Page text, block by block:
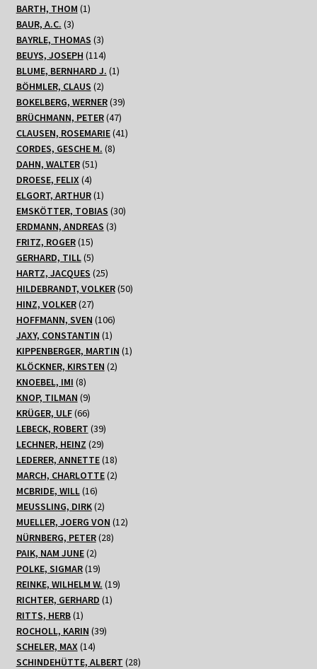
BARTH, THOM 11
BAUR, A.C. 33
Produkte
BAYRLE, THOMAS 33
Produkte
BEUYS, JOSEPH 114114
Produkte
BLUME, BERNHARD J. 11
BÖHMLER, CLAUS 22
Produkte
BOKELBERG, WERNER 3939
BRÜCHMANN, PETER 4747
Produkte
CLAUSEN, ROSEMARIE 4141
CORDES, GESCHE M. 88
DAHN, WALTER 5151
DROESE, FELIX 44
Produkte
ELGORT, ARTHUR 11
Produkt
EMSKÖTTER, TOBIAS 3030
ERDMANN, ANDREAS 33
FRITZ, ROGER 1515
Produkte
GERHARD, TILL 55
Produkte
HARTZ, JACQUES 2525
Produkte
HILDEBRANDT, VOLKER 5050
HINZ, VOLKER 2727
Produkte
HOFFMANN, SVEN 106106
Produkte
JAXY, CONSTANTIN 11
Produkt
KIPPENBERGER, MARTIN 11
KLÖCKNER, KIRSTEN 22
KNOEBEL, IMI 88
Produkte
KNOP, TILMAN 99
Produkte
KRÜGER, ULF 6666
Produkte
LEBECK, ROBERT 3939
Produkte
LECHNER, HEINZ 2929
Produkte
LEDERER, ANNETTE 1818
Produkte
MARCH, CHARLOTTE 22
MCBRIDE, WILL 1616
Produkte
MEUSSLING, DIRK 22
Produkte
MUELLER, JOERG VON 1212
NÜRNBERG, PETER 2828
PAIK, NAM JUNE 22
Produkte
POLKE, SIGMAR 1919
Produkte
REINKE, WILHELM W. 1919
RICHTER, GERHARD 11
RITTS, HERB 11
Produkt
ROCHOLL, KARIN 3939
SCHELER, MAX 1414
Produkte
SCHINDEHÜTTE, ALBERT 2828